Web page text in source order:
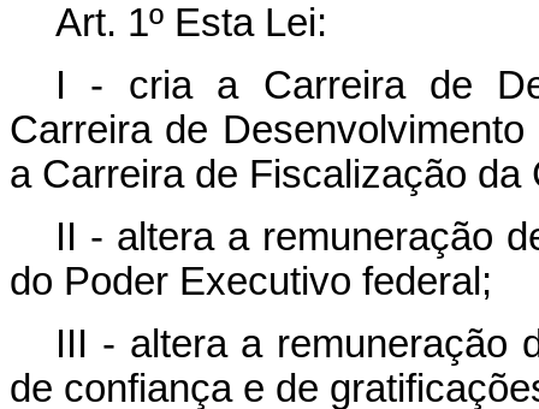
Art. 1º Esta Lei:
I - cria a Carreira de
Carreira de
a Carreira de Fiscalização
II - altera a remuneração
do Poder Executivo federal;
III - altera a remuneração
de confiança e de